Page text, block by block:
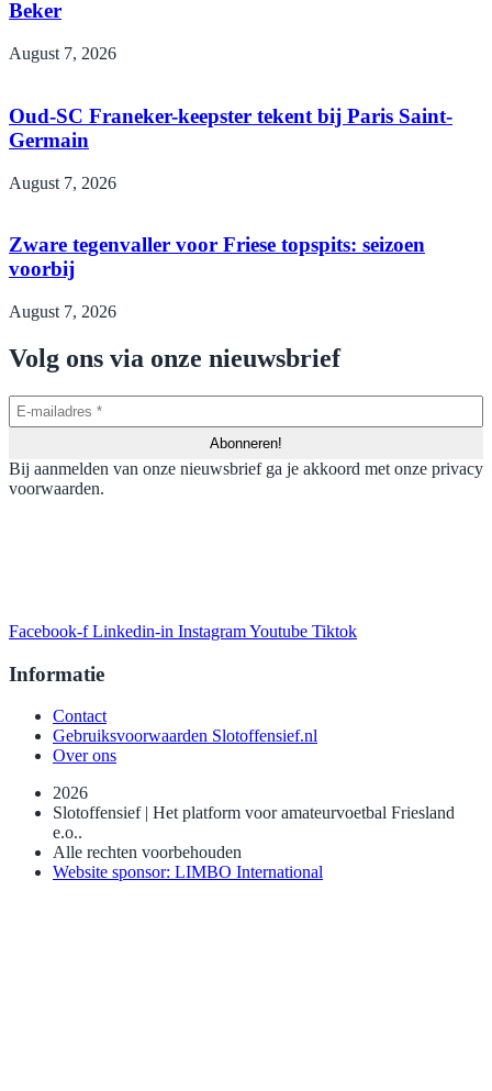
Beker
August 7, 2026
Oud-SC Franeker-keepster tekent bij Paris Saint-
Germain
August 7, 2026
Zware tegenvaller voor Friese topspits: seizoen
voorbij
August 7, 2026
Volg ons via onze nieuwsbrief
Bij aanmelden van onze nieuwsbrief ga je akkoord met onze privacy
voorwaarden.
Facebook-f Linkedin-in InstagramYoutube Tiktok
Informatie
Contact
Gebruiksvoorwaarden Slotoffensief.nl
Over ons
2026
Slotoffensief | Het platform voor amateurvoetbal Friesland
e.o..
Alle rechten voorbehouden
Website sponsor: LIMBO International